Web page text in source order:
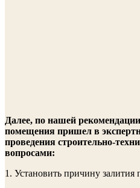
Далее, по нашей
помещения пришел в
проведения строительно-
вопросами:
1. Установить причину